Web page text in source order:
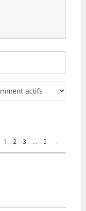
1 2 3 … 5 →